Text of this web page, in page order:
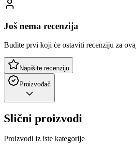
Još nema recenzija
Budite prvi koji će ostaviti recenziju za
Napišite recenziju
Proizvođač
Slični proizvodi
Proizvodi iz iste kategorije